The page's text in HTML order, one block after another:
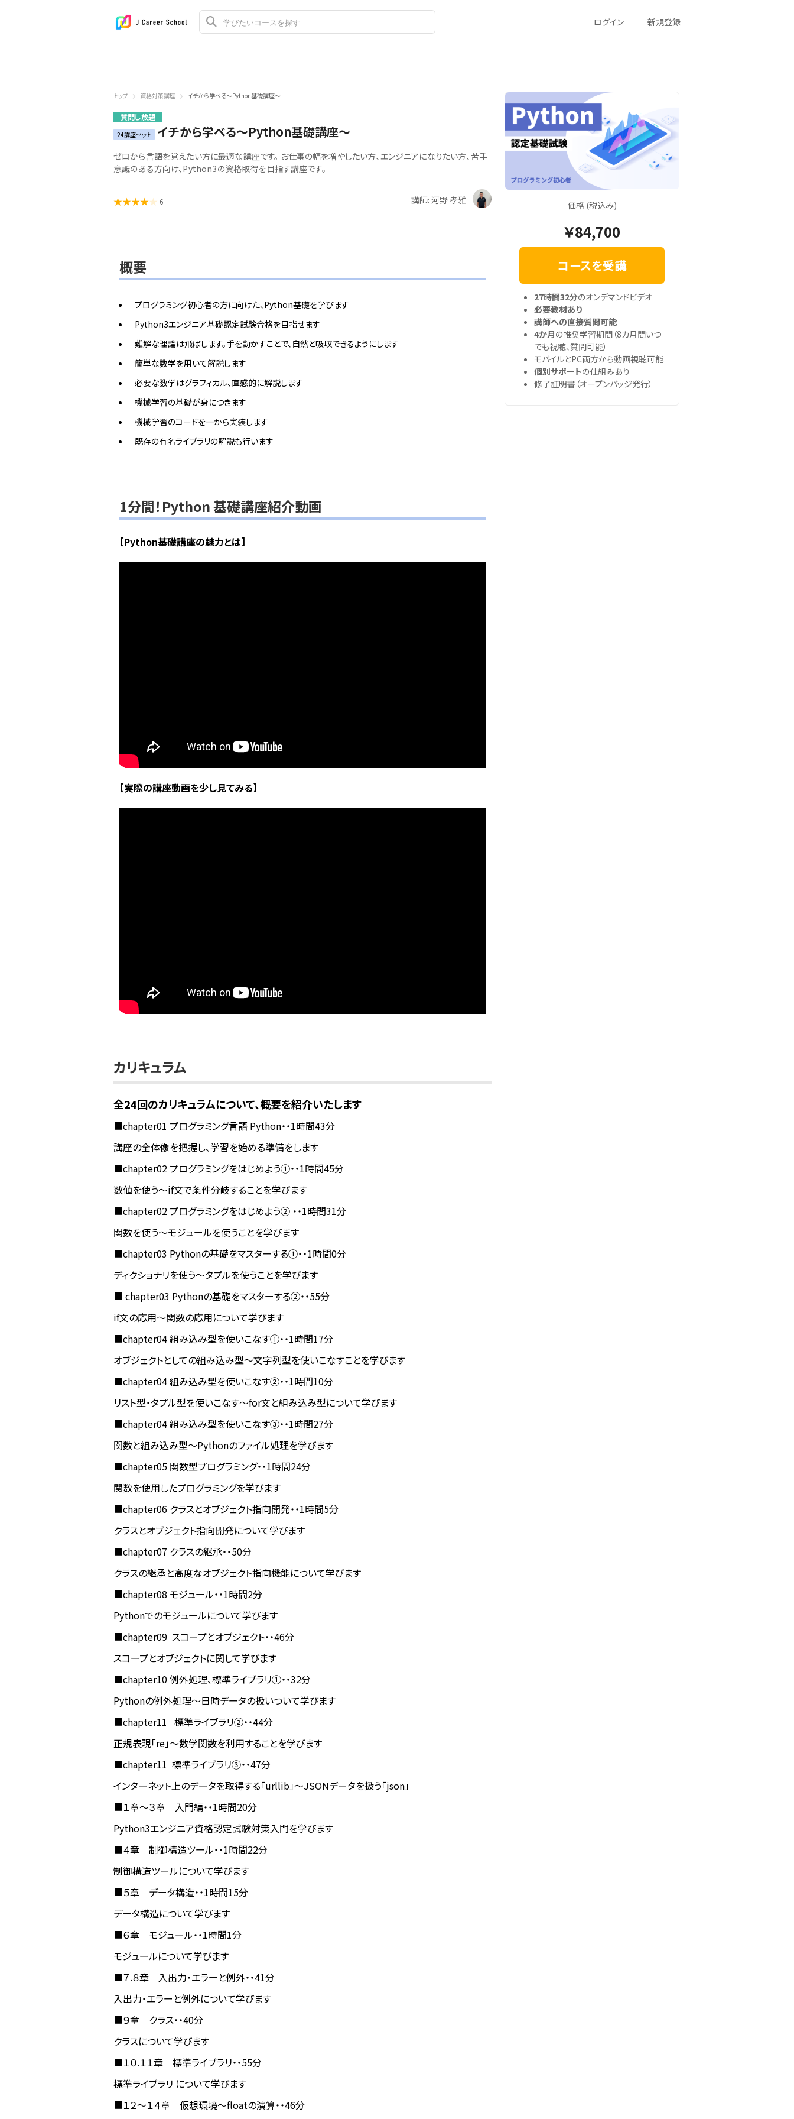
ログイン
ログイン
新規登録
トップ 資格対策講座 イチから学べる～Python基礎講座～
質問し放題
24講座セット イチから学べる～Python基礎講座～
ゼロから言語を覚えたい方に最適な講座です。 お仕事の幅を増やしたい方、エンジニアになりたい方、苦手
意識のある方向け、Python3の資格取得を目指す講座です。
6 講師: 河野 孝雅
概要
プログラミング初心者の方に向けた、Python基礎を学びます
Python3エンジニア基礎認定試験合格を目指せます
難解な理論は飛ばします。手を動かすことで、自然と吸収できるようにします
簡単な数学を用いて解説します
必要な数学はグラフィカル、直感的に解説します
機械学習の基礎が身につきます
機械学習のコードを一から実装します
既存の有名ライブラリの解説も行います
1分間！Python 基礎講座紹介動画
【Python基礎講座の魅力とは】
【実際の講座動画を少し見てみる】
カリキュラム
全24回のカリキュラムについて、概要を紹介いたします
■chapter01 プログラミング言語 Python・・1時間43分
講座の全体像を把握し、学習を始める準備をします
■chapter02 プログラミングをはじめよう①・・1時間45分
数値を使う〜if文で条件分岐することを学びます
■chapter02 プログラミングをはじめよう② ・・1時間31分
関数を使う〜モジュールを使うことを学びます
■chapter03 Pythonの基礎をマスターする①・・1時間0分
ディクショナリを使う〜タプルを使うことを学びます
■ chapter03 Pythonの基礎をマスターする②・・55分
if文の応用〜関数の応用について学びます
■chapter04 組み込み型を使いこなす①・・1時間17分
オブジェクトとしての組み込み型〜文字列型を使いこなすことを学びます
■chapter04 組み込み型を使いこなす②・・1時間10分
リスト型・タプル型を使いこなす〜for文と組み込み型について学びます
■chapter04 組み込み型を使いこなす③・・1時間27分
関数と組み込み型〜Pythonのファイル処理を学びます
■chapter05 関数型プログラミング・・1時間24分
関数を使用したプログラミングを学びます
■chapter06 クラスとオブジェクト指向開発・・1時間5分
クラスとオブジェクト指向開発について学びます
■chapter07 クラスの継承・・50分
クラスの継承と高度なオブジェクト指向機能について学びます
■chapter08 モジュール・・1時間2分
Pythonでのモジュールについて学びます
■chapter09 スコープとオブジェクト・・46分
スコープとオブジェクトに関して学びます
■chapter10 例外処理、標準ライブラリ①・・32分
Pythonの例外処理〜日時データの扱いついて学びます
■chapter11 標準ライブラリ②・・44分
正規表現「re」〜数学関数を利用することを学びます
■chapter11 標準ライブラリ③・・47分
インターネット上のデータを取得する「urllib」〜JSONデータを扱う「json」
■１章〜３章 入門編・・1時間20分
Python3エンジニア資格認定試験対策入門を学びます
■４章 制御構造ツール・・1時間22分
制御構造ツールについて学びます
■５章 データ構造・・1時間15分
データ構造について学びます
■６章 モジュール・・1時間1分
モジュールについて学びます
■７.８章 入出力・エラーと例外・・41分
入出力・エラーと例外について学びます
■９章 クラス・・40分
クラスについて学びます
■１０.１１章 標準ライブラリ・・55分
標準ライブラリ について学びます
■１２～１４章 仮想環境～floatの演算・・46分
価格 (税込み)
￥84,700
コースを受講
27時間32分のオンデマンドビデオ
必要教材あり
講師への直接質問可能
4か月の推奨学習期間（8カ月間いつ
でも視聴、質問可能）
モバイルとPC両方から動画視聴可能
個別サポートの仕組みあり
修了証明書（オープンバッジ発行）